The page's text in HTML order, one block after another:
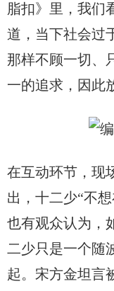
脂扣》里，我们
道，当下社会过
那样不顾一切、
一的追求，因此
在互动环节，现
出，十二少“不
也有观众认为，
二少只是一个随
起。宋方金坦